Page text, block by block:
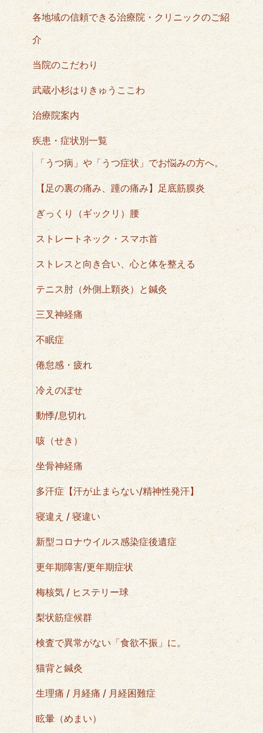
各地域の信頼できる治療院・クリニックのご紹
介
当院のこだわり
武蔵小杉はりきゅうここわ
治療院案内
疾患・症状別一覧
「うつ病」や「うつ症状」でお悩みの方へ。
【足の裏の痛み、踵の痛み】足底筋膜炎
ぎっくり（ギックリ）腰
ストレートネック・スマホ首
ストレスと向き合い、心と体を整える
テニス肘（外側上顆炎）と鍼灸
三叉神経痛
不眠症
倦怠感・疲れ
冷えのぼせ
動悸/息切れ
咳（せき）
坐骨神経痛
多汗症【汗が止まらない/精神性発汗】
寝違え / 寝違い
新型コロナウイルス感染症後遺症
更年期障害/更年期症状
梅核気 / ヒステリー球
梨状筋症候群
検査で異常がない「食欲不振」に。
猫背と鍼灸
生理痛 / 月経痛 / 月経困難症
眩暈（めまい）